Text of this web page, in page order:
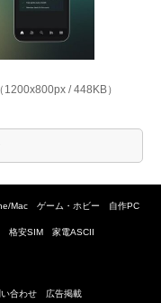
（1200x800px / 448KB）
Mac ゲーム・ホビー 自作PC
格安SIM 家電ASCII
合わせ 広告掲載